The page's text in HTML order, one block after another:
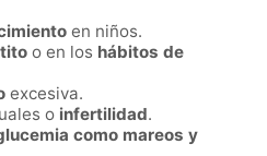
en niños.
o en los hábitos de
excesiva.
o infertilidad.
como mareos y